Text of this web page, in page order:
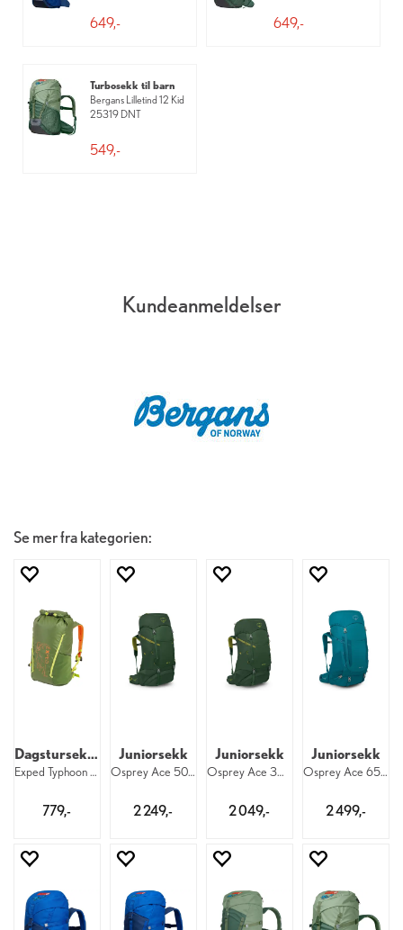
649,- 649,-
Turbosekk til barn
Bergans Lilletind 12 Kid
25319 DNT
549,-
Kundeanmeldelser
Se mer fra kategorien:
Dagstursekk til barn
Exped Typhoon 15 Kid Forest
779,-
Juniorsekk
Osprey Ace 50 Jr 1075
2 249,-
Juniorsekk
Osprey Ace 38 Jr 1075
2 049,-
Juniorsekk
Osprey Ace 65 Jr 1074
2 499,-